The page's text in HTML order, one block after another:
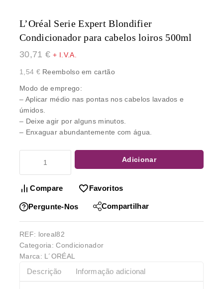
L’Oréal Serie Expert Blondifier
Condicionador para cabelos loiros 500ml
30,71 € + I.V.A.
1,54 €Reembolso em cartão
Modo de emprego:
– Aplicar médio nas pontas nos cabelos lavados e
úmidos.
– Deixe agir por alguns minutos.
– Enxaguar abundantemente com água.
Adicionar
Compare Favoritos
Pergunte-Nos Compartilhar
REF: loreal82
Categoria:Condicionador
Marca: L´ORÉAL
Descrição Informação adicional